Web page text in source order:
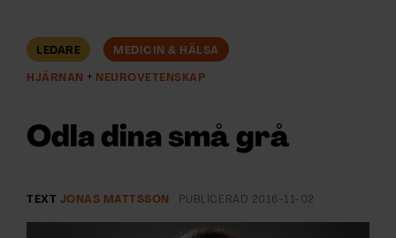
ÄMNEN
LEDARE MEDICIN & HÄLSA
HJÄRNAN NEUROVETENSKAP
Odla dina små grå
TEXT JONAS MATTSSON PUBLICERAD 2016-11-02